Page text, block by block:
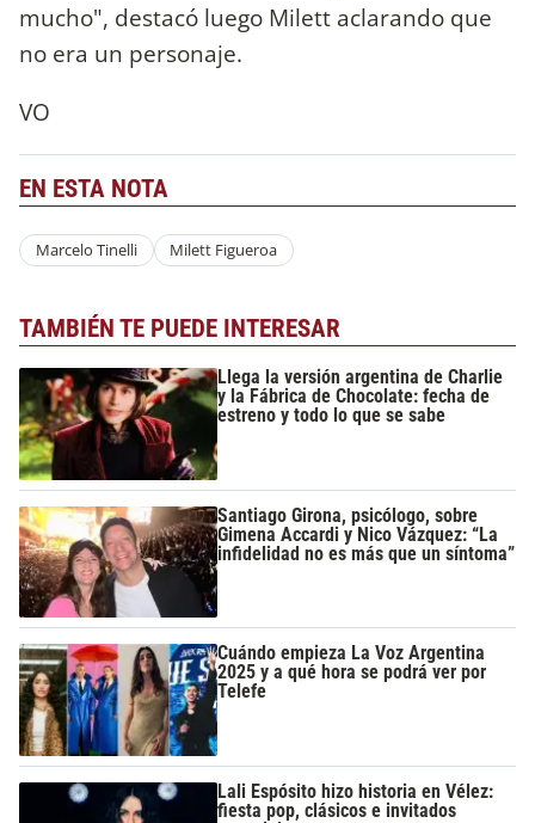
mucho", destacó luego Milett aclarando que
no era un personaje.
VO
EN ESTA NOTA
Marcelo Tinelli Milett Figueroa
TAMBIÉN TE PUEDE INTERESAR
Llega la versión argentina de Charlie
y la Fábrica de Chocolate: fecha de
estreno y todo lo que se sabe
Santiago Girona, psicólogo, sobre
Gimena Accardi y Nico Vázquez: “La
infidelidad no es más que un síntoma”
Cuándo empieza La Voz Argentina
2025 y a qué hora se podrá ver por
Telefe
Lali Espósito hizo historia en Vélez:
fiesta pop, clásicos e invitados